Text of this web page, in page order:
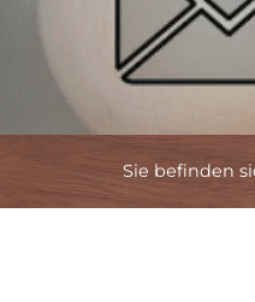
Sie befinden